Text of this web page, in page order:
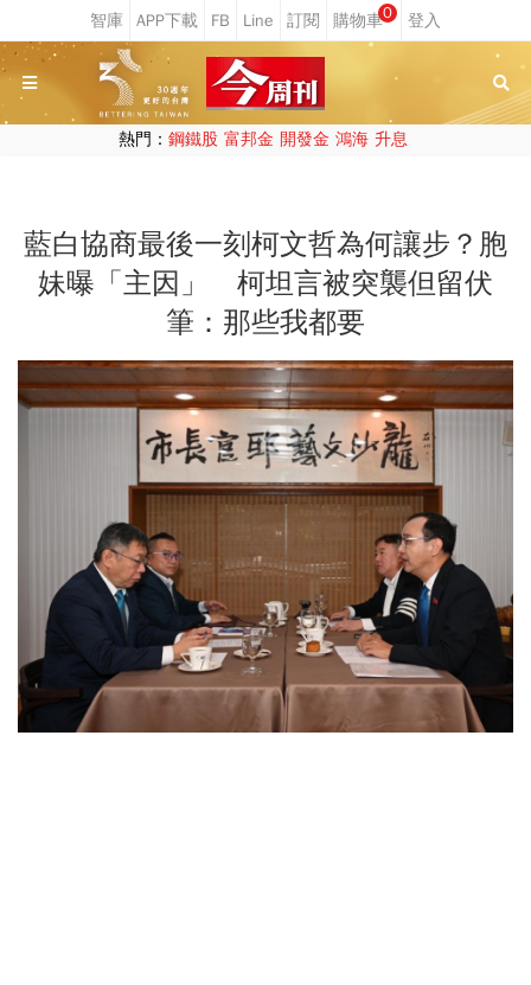
0
熱門： 鋼鐵股 富邦金 開發金 鴻海 升息
藍白協商最後一刻柯文哲為何讓步？胞
妹曝「主因」 柯坦言被突襲但留伏
筆：那些我都要